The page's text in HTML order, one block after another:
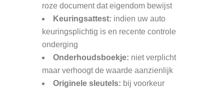
roze document dat eigendom bewijst
Keuringsattest: indien uw auto
keuringsplichtig is en recente controle
onderging
Onderhoudsboekje: niet verplicht
maar verhoogt de waarde aanzienlijk
Originele sleutels: bij voorkeur